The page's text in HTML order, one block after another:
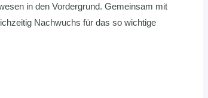
in den Vordergrund. Gemeinsam mit
Nachwuchs für das so wichtige